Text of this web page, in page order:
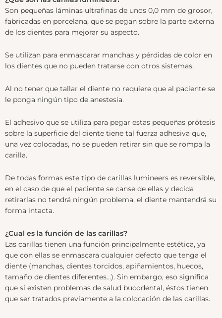
Son pequeñas láminas ultrafinas de unos 0,0 mm de grosor,
fabricadas en porcelana, que se pegan sobre la parte externa
de los dientes para mejorar su aspecto.
Se utilizan para enmascarar manchas y pérdidas de color en
los dientes que no pueden tratarse con otros sistemas.
Al no tener que tallar el diente no requiere que al paciente se
le ponga ningún tipo de anestesia.
El adhesivo que se utiliza para pegar estas pequeñas prótesis
sobre la superficie del diente tiene tal fuerza adhesiva que,
una vez colocadas, no se pueden retirar sin que se rompa la
carilla.
De todas formas este tipo de carillas lumineers es reversible,
en el caso de que el paciente se canse de ellas y decida
retirarlas no tendrá ningún problema, el diente mantendrá su
forma intacta.
¿Cual es la función de las carillas?
Las carillas tienen una función principalmente estética, ya
que con ellas se enmascara cualquier defecto que tenga el
diente (manchas, dientes torcidos, apiñamientos, huecos,
tamaño de dientes diferentes…). Sin embargo, eso significa
que si existen problemas de salud bucodental, éstos tienen
que ser tratados previamente a la colocación de las carillas.